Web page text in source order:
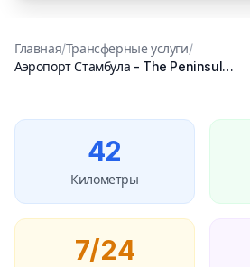
Главная/Трансферные услуги/
Аэропорт Стамбула - The Peninsula Стамбул
42
Километры
7/24